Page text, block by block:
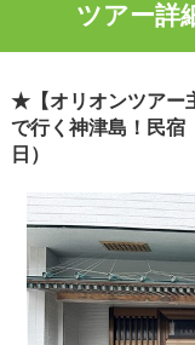
ツアー詳
★【オリオンツアー
で行く神津島！民宿
日）